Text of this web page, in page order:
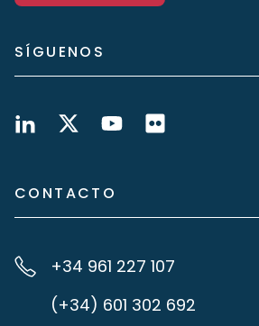
SÍGUENOS
CONTACTO
+34 961 227 107
(+34) 601 302 692